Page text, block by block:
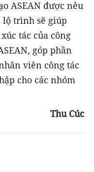
ASEAN được nêu
lộ trình sẽ giúp
tác của công
góp phần
viên công tác
cho các nhóm
Thu Cúc